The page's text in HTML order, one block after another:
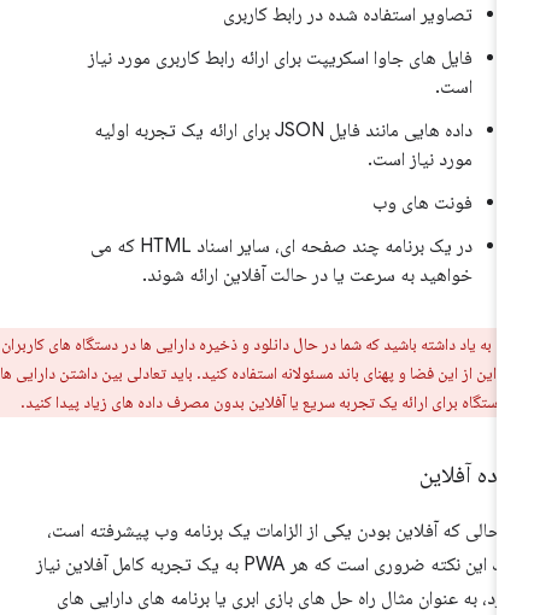
تصاویر استفاده شده در رابط کاربری
فایل های جاوا اسکریپت برای ارائه رابط کاربری مورد نیاز
است.
داده هایی مانند فایل JSON برای ارائه یک تجربه اولیه
مورد نیاز است.
فونت های وب
در یک برنامه چند صفحه ای، سایر اسناد HTML که می
خواهید به سرعت یا در حالت آفلاین ارائه شوند.
به یاد داشته باشید که شما در حال دانلود و ذخیره دارایی ها در دستگاه های کاربران
از این فضا و پهنای باند مسئولانه استفاده کنید. باید تعادلی بین داشتن دارایی های
برای ارائه یک تجربه سریع یا آفلاین بدون مصرف داده های زیاد پیدا کنید.
آفلاین
حالی که آفلاین بودن یکی از الزامات یک برنامه وب پیشرفته است،
درک این نکته ضروری است که هر PWA به یک تجربه کامل آفلاین نیاز
به عنوان مثال راه حل های بازی ابری یا برنامه های دارایی های